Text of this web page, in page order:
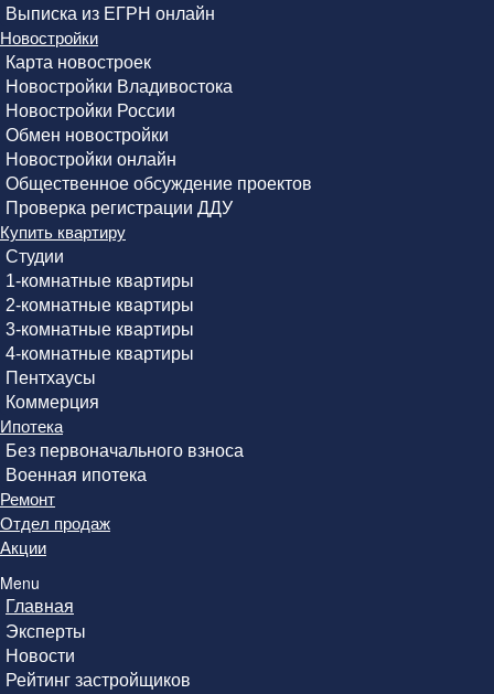
Выписка из ЕГРН онлайн
Новостройки
Карта новостроек
Новостройки Владивостока
Новостройки России
Обмен новостройки
Новостройки онлайн
Общественное обсуждение проектов
Проверка регистрации ДДУ
Купить квартиру
Студии
1-комнатные квартиры
2-комнатные квартиры
3-комнатные квартиры
4-комнатные квартиры
Пентхаусы
Коммерция
Ипотека
Без первоначального взноса
Военная ипотека
Ремонт
Отдел продаж
Акции
Menu
Главная
Эксперты
Новости
Рейтинг застройщиков